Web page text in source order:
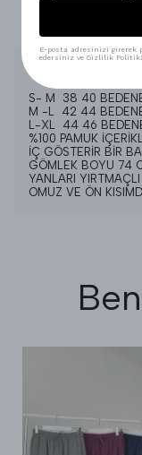
S- M 38 40
M -L 42 44
L-XL 44 46
%100 PAMUK
İÇ GÖSTERİR BİR
GÖMLEK BOYU 74
YANLARI YIRTMAÇLI
OMUZ VE ÖN
E-posta adresinizi
edersiniz ve Gizlilik